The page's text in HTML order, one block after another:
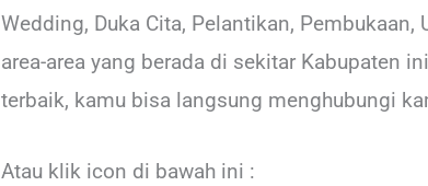
Wedding, Duka Cita, Pelantikan,
area-area yang berada di sekitar Kabupaten
terbaik, kamu bisa langsung menghubungi
Atau klik icon di bawah ini :